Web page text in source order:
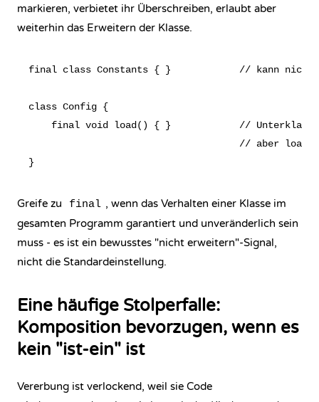
markieren, verbietet ihr Überschreiben, erlaubt aber
weiterhin das Erweitern der Klasse.
final class Constants { }            // kann nicht
class Config {
final void load() { }            //
// aber
Greife zu final , wenn das Verhalten einer Klasse im
gesamten Programm garantiert und unveränderlich sein
muss - es ist ein bewusstes "nicht erweitern"-Signal,
nicht die Standardeinstellung.
Eine häufige Stolperfalle:
Komposition bevorzugen, wenn es
kein "ist-ein" ist
Vererbung ist verlockend, weil sie Code